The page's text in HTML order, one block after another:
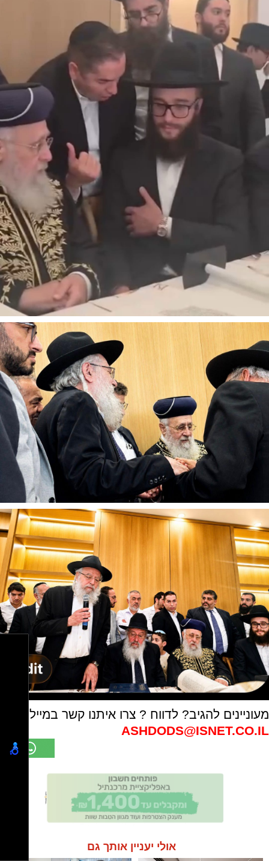
מעוניינים להגיב? לדווח ? צרו איתנו קשר במייל -
ASHDODS@ISNET.CO.IL
אולי יעניין אותך גם